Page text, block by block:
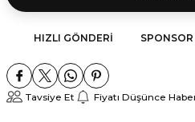
HIZLI GÖNDERI
Tavsiye Et Fiyatı Düşünce